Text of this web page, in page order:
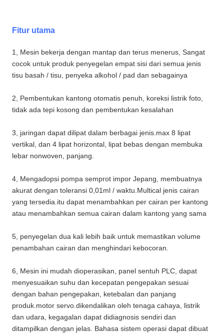
Fitur utama
1, Mesin bekerja dengan mantap dan terus menerus, Sangat
cocok untuk produk penyegelan empat sisi dari semua jenis
tisu basah / tisu, penyeka alkohol / pad dan sebagainya
2, Pembentukan kantong otomatis penuh, koreksi listrik foto,
tidak ada tepi kosong dan pembentukan kesalahan
3, jaringan dapat dilipat dalam berbagai jenis.max 8 lipat
vertikal, dan 4 lipat horizontal, lipat bebas dengan membuka
lebar nonwoven, panjang.
4, Mengadopsi pompa semprot impor Jepang, membuatnya
akurat dengan toleransi 0,01ml / waktu.Multical jenis cairan
yang tersedia.itu dapat menambahkan per cairan per kantong
atau menambahkan semua cairan dalam kantong yang sama
5, penyegelan dua kali lebih baik untuk memastikan volume
penambahan cairan dan menghindari kebocoran.
6, Mesin ini mudah dioperasikan, panel sentuh PLC, dapat
menyesuaikan suhu dan kecepatan pengepakan sesuai
dengan bahan pengepakan, ketebalan dan panjang
produk.motor servo.dikendalikan oleh tenaga cahaya, listrik
dan udara, kegagalan dapat didiagnosis sendiri dan
ditampilkan dengan jelas. Bahasa sistem operasi dapat dibuat